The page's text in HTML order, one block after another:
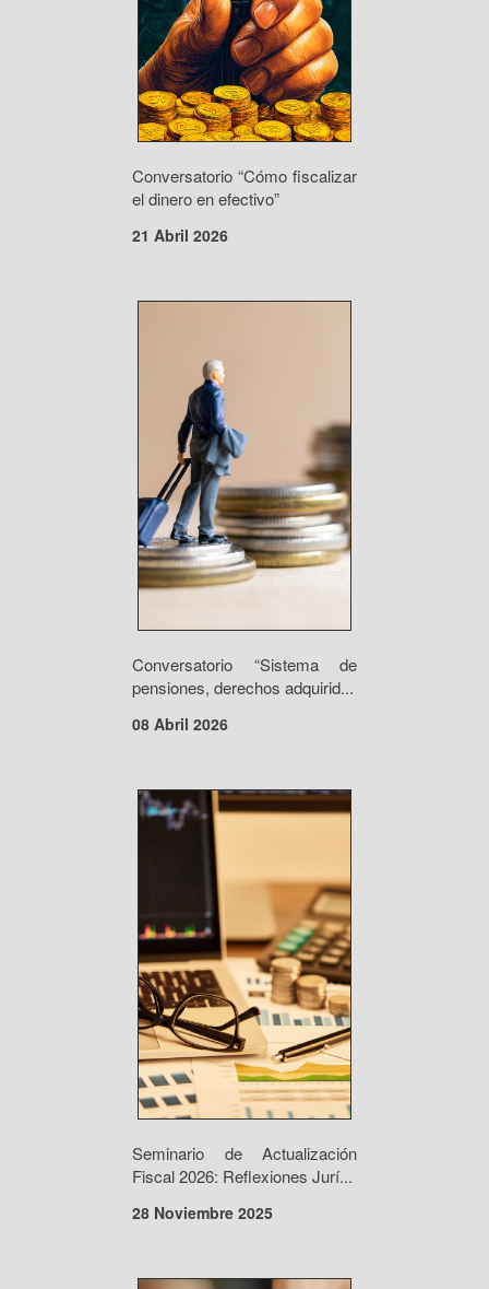
Conversatorio “Cómo fiscalizar
el dinero en efectivo”
21 Abril 2026
Conversatorio “Sistema de
pensiones, derechos adquirid...
08 Abril 2026
Seminario de Actualización
Fiscal 2026: Reflexiones Jurí...
28 Noviembre 2025